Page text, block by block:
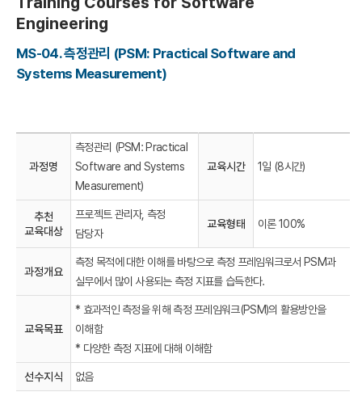
Engineering
MS-04. 측정관리 (PSM: Practical Software and
Systems Measurement)
과정명
측정관리 (PSM: Practical
Software and Systems
Measurement)
교육시간 1일 (8시간)
추천
교육대상
프로젝트 관리자, 측정
담당자
교육형태 이론 100%
과정개요
측정 목적에 대한 이해를 바탕으로 측정 프레임워크로서 PSM과
실무에서 많이 사용되는 측정 지표를 습득한다.
교육목표
* 효과적인 측정을 위해 측정 프레임워크(PSM)의 활용방안을
이해함
* 다양한 측정 지표에 대해 이해함
선수지식 없음